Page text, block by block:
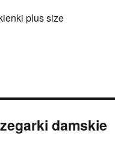
plus size
damskie